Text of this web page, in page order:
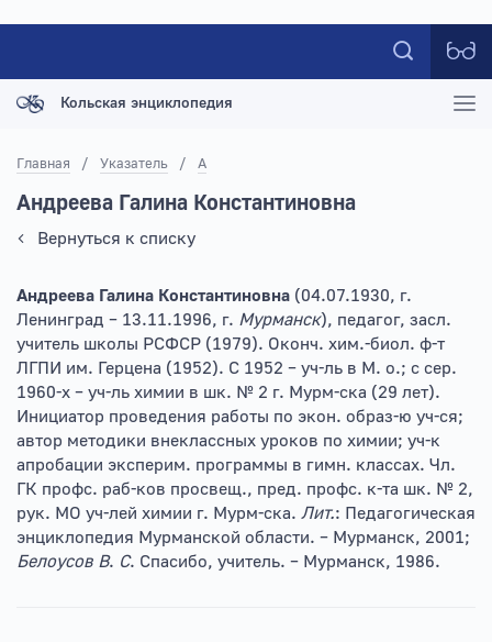
Кольская энциклопедия
Главная / Указатель / А
Андреева Галина Константиновна
Вернуться к списку
Андреева Галина Константиновна (04.07.1930, г.
Ленинград – 13.11.1996, г. Мурманск), педагог, засл.
учитель школы РСФСР (1979). Оконч. хим.-биол. ф-т
ЛГПИ им. Герцена (1952). С 1952 – уч-ль в М. о.; с сер.
1960-х – уч-ль химии в шк. № 2 г. Мурм-ска (29 лет).
Инициатор проведения работы по экон. образ-ю уч-ся;
автор методики внеклассных уроков по химии; уч-к
апробации эксперим. программы в гимн. классах. Чл.
ГК профс. раб-ков просвещ., пред. профс. к-та шк. № 2,
рук. МО уч-лей химии г. Мурм-ска. Лит.: Педагогическая
энциклопедия Мурманской области. – Мурманск, 2001;
Белоусов В. С. Спасибо, учитель. – Мурманск, 1986.